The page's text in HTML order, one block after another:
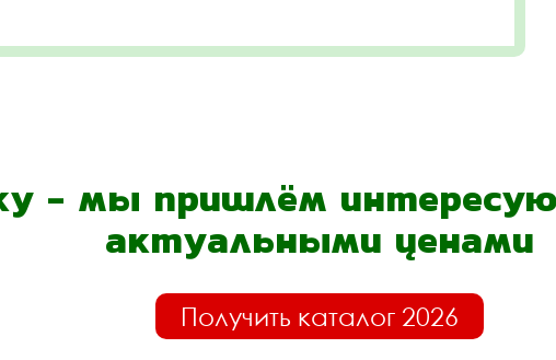
- мы пришлём
актуальными ценами
Получить каталог 2026